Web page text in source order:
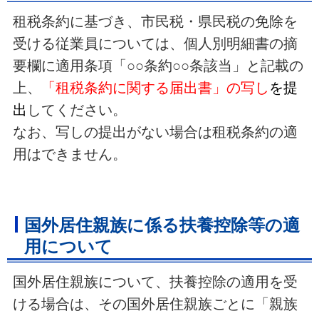
租税条約に基づき、市民税・県民税の免除を
受ける従業員については、個人別明細書の摘
要欄に適用条項「○○条約○○条該当」と記載の
上、
「租税条約に関する届出書」の写し を提
出 してください。
なお、写しの提出がない場合は租税条約の適
用はできません。
国外居住親族に係る扶養控除等の適
用について
国外居住親族について、扶養控除の適用を受
ける場合は、その国外居住親族ごとに「親族